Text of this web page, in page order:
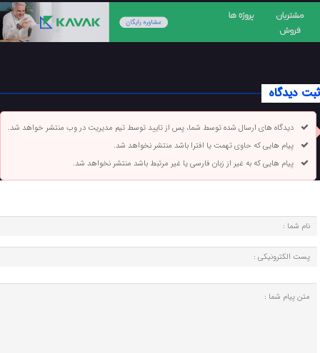
ثبت دیدگاه
دیدگاه های ارسال شده توسط شما، پس از تایید توسط تیم مدیریت در وب منتشر خواهد شد.
پیام هایی که حاوی تهمت یا افترا باشد منتشر نخواهد شد.
پیام هایی که به غیر از زبان فارسی یا غیر مرتبط باشد منتشر نخواهد شد.